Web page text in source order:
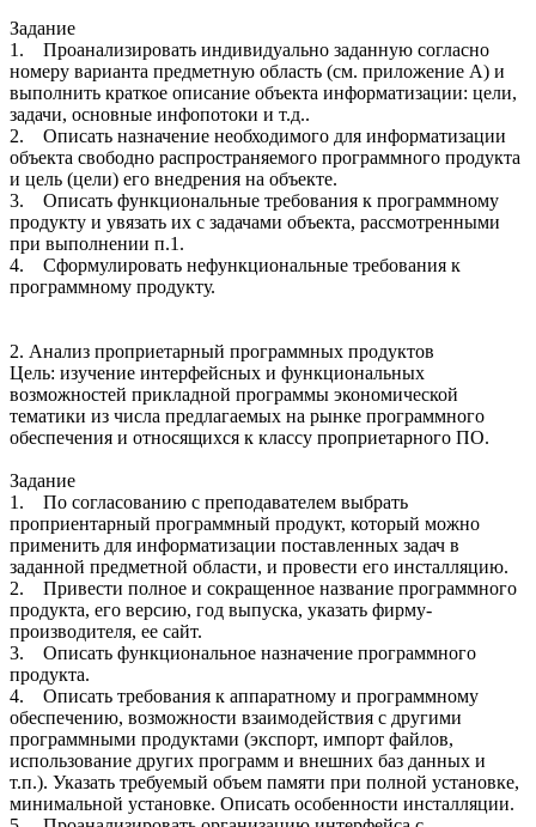
Задание
1. Проанализировать индивидуально заданную согласно
номеру варианта предметную область (см. приложение А) и
выполнить краткое описание объекта информатизации: цели,
задачи, основные инфопотоки и т.д..
2. Описать назначение необходимого для информатизации
объекта свободно распространяемого программного продукта
и цель (цели) его внедрения на объекте.
3. Описать функциональные требования к программному
продукту и увязать их с задачами объекта, рассмотренными
при выполнении п.1.
4. Сформулировать нефункциональные требования к
программному продукту.
2. Анализ проприетарный программных продуктов
Цель: изучение интерфейсных и функциональных
возможностей прикладной программы экономической
тематики из числа предлагаемых на рынке программного
обеспечения и относящихся к классу проприетарного ПО.
Задание
1. По согласованию с преподавателем выбрать
проприентарный программный продукт, который можно
применить для информатизации поставленных задач в
заданной предметной области, и провести его инсталляцию.
2. Привести полное и сокращенное название программного
продукта, его версию, год выпуска, указать фирму-
производителя, ее сайт.
3. Описать функциональное назначение программного
продукта.
4. Описать требования к аппаратному и программному
обеспечению, возможности взаимодействия с другими
программными продуктами (экспорт, импорт файлов,
использование других программ и внешних баз данных и
т.п.). Указать требуемый объем памяти при полной установке,
минимальной установке. Описать особенности инсталляции.